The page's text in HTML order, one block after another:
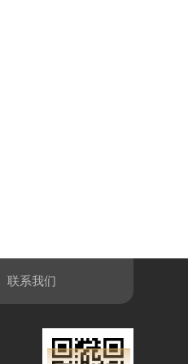
联系我们